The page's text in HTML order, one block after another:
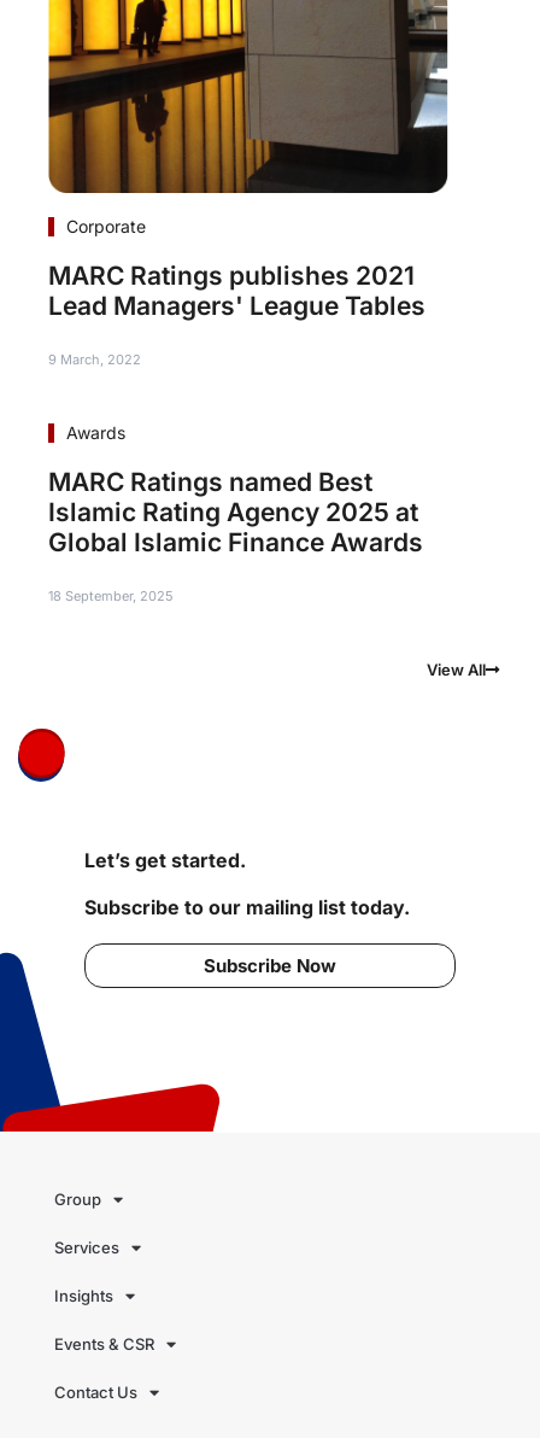
Corporate
MARC Ratings publishes 2021
Lead Managers' League Tables
9 March, 2022
Awards
MARC Ratings named Best
Islamic Rating Agency 2025 at
Global Islamic Finance Awards
18 September, 2025
View All
Let’s get started.
Subscribe to our mailing list today.
Subscribe Now
Group
Services
Insights
Events & CSR
Contact Us